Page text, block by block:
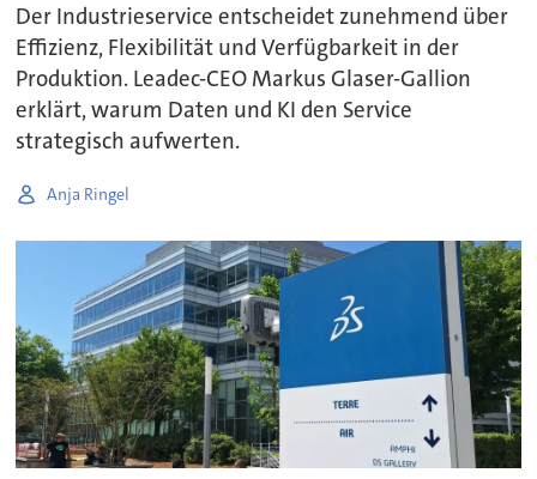
Der Industrieservice entscheidet zunehmend über
Effizienz, Flexibilität und Verfügbarkeit in der
Produktion. Leadec-CEO Markus Glaser-Gallion
erklärt, warum Daten und KI den Service
strategisch aufwerten.
Anja Ringel